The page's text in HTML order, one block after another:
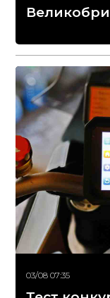
03/08 07:35